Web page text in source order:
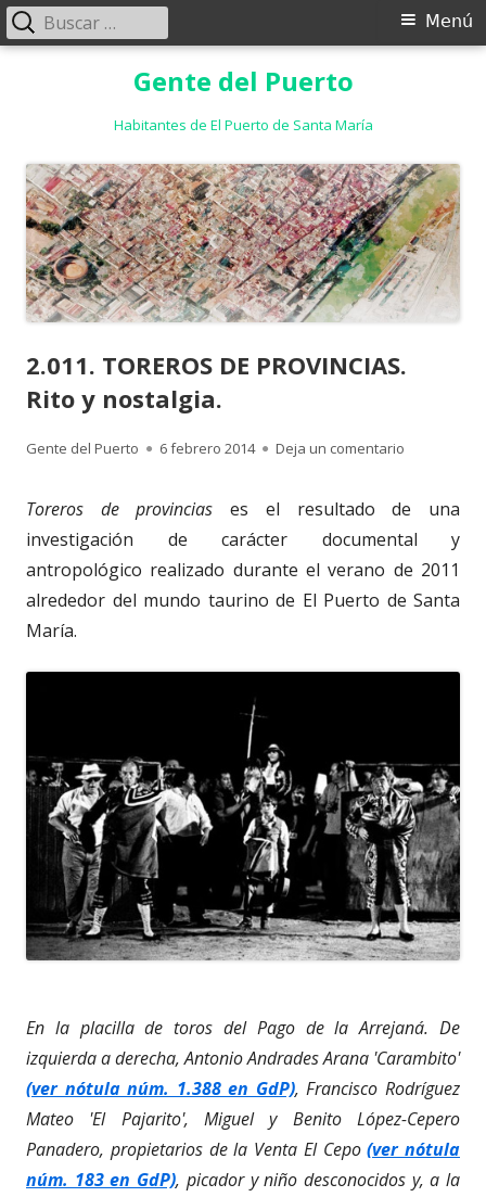
Gente del Puerto
Habitantes de El Puerto de Santa María
Menú
Menú
Buscar:
2.011. TOREROS DE PROVINCIAS.
Rito y nostalgia.
Autor
Gente del Puerto
Publicado
6 febrero 2014 Deja un comentario
Toreros de provinciases el resultado de una
investigación de carácter documental y
antropológico realizado durante el verano de 2011
alrededor del mundo taurino de El Puerto de Santa
María.
En la placilla de toros del Pago de la Arrejaná. De
izquierda a derecha, Antonio Andrades Arana 'Carambito'
(ver nótula núm. 1.388 en GdP), Francisco Rodríguez
Mateo 'El Pajarito', Miguel y Benito López-Cepero
Panadero, propietarios de la Venta El Cepo(ver nótula
núm. 183 en GdP), picador y niño desconocidos y, a la